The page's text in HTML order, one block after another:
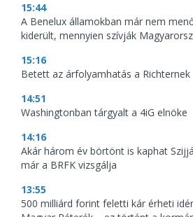
15:44
A Benelux államokban már nem
kiderült, mennyien szívják
15:16
Betett az árfolyamhatás a Richternek
14:51
Washingtonban tárgyalt a 4iG elnöke
14:16
Akár három év börtönt is kaphat
már a BRFK vizsgálja
13:55
500 milliárd forint feletti kár érheti